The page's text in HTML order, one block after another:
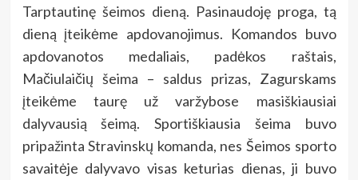
Tarptautinę šeimos dieną. Pasinaudoję proga, tą
dieną įteikėme apdovanojimus. Komandos buvo
apdovanotos medaliais, padėkos raštais,
Mačiulaičių šeima – saldus prizas, Zagurskams
įteikėme taurę už varžybose masiškiausiai
dalyvausią šeimą. Sportiškiausia šeima buvo
pripažinta Stravinskų komanda, nes Šeimos sporto
savaitėje dalyvavo visas keturias dienas, ji buvo